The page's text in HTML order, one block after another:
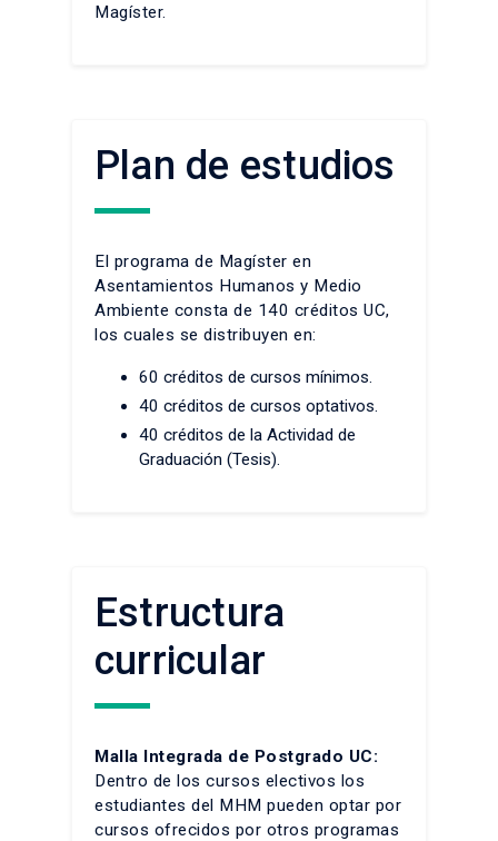
Magíster.
Plan de estudios
El programa de Magíster en
Asentamientos Humanos y Medio
Ambiente consta de 140 créditos UC,
los cuales se distribuyen en:
60 créditos de cursos mínimos.
40 créditos de cursos optativos.
40 créditos de la Actividad de
Graduación (Tesis).
Estructura
curricular
Malla Integrada de Postgrado UC:
Dentro de los cursos electivos los
estudiantes del MHM pueden optar por
cursos ofrecidos por otros programas